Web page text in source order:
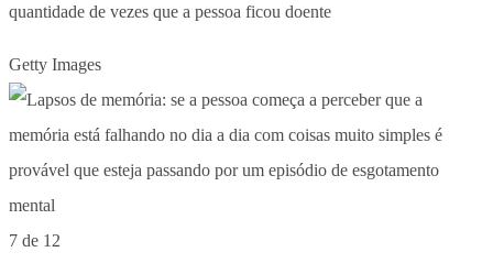
quantidade de vezes que a pessoa ficou doente
Getty Images
7 de 12